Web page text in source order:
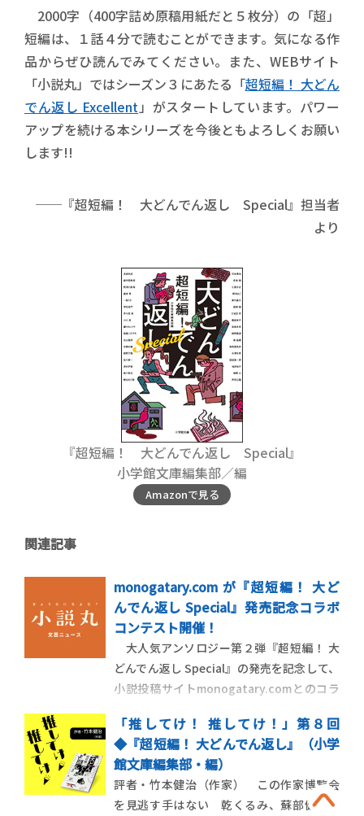
2000字（400字詰め原稿用紙だと５枚分）の「超」
短編は、１話４分で読むことができます。気になる作
品からぜひ読んでみてください。また、WEBサイト
「小説丸」ではシーズン３にあたる「超短編！ 大どん
でん返し Excellent」がスタートしています。パワー
アップを続ける本シリーズを今後ともよろしくお願い
します!!
──『超短編！ 大どんでん返し Special』担当者
より
『超短編！ 大どんでん返し Special』
小学館文庫編集部／編
Amazonで見る
関連記事
monogatary.com が『超短編！ 大ど
んでん返し Special』発売記念コラボ
コンテスト開催！
大人気アンソロジー第２弾『超短編！ 大
どんでん返し Special』の発売を記念して、
小説投稿サイトmonogatary.comとのコラ
た。monogatary.comは、毎⽇運営より出
される「お題」へ⾃由に「物語」を投稿で
き、それに対して挿絵やコメントをつける
など様々なリアクショ
「推してけ！ 推してけ！」第８回
◆『超短編！ 大どんでん返し』（小学
館文庫編集部・編）
評者・竹本健治（作家） この作家博覧会
を見逃す手はない 乾くるみ、蘇部健一、